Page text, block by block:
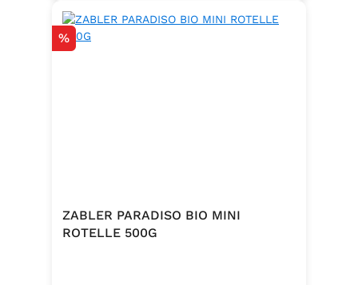
Rabatt
%
ZABLER PARADISO BIO MINI
ROTELLE 500G